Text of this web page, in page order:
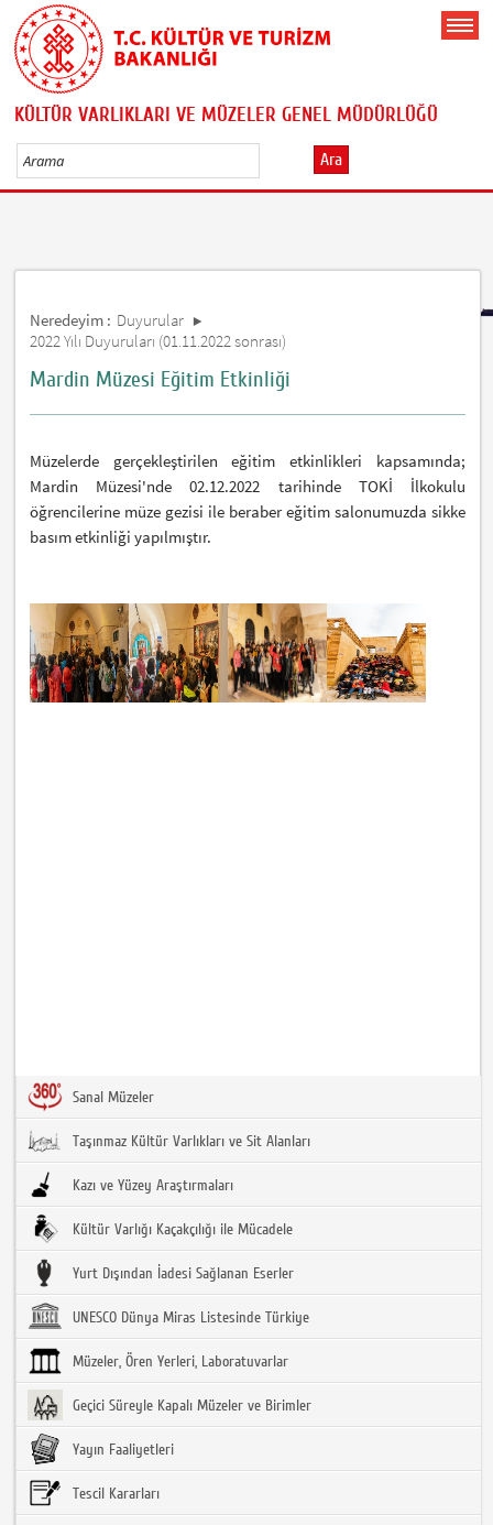
KÜLTÜR VARLIKLARI VE MÜZELER GENEL MÜDÜRLÜĞÜ
Ara
Neredeyim : Duyurular
2022 Yılı Duyuruları (01.11.2022 sonrası)
Mardin Müzesi Eğitim Etkinliği
Müzelerde gerçekleştirilen eğitim etkinlikleri kapsamında;
Mardin Müzesi'nde 02.12.2022 tarihinde TOKİ İlkokulu
öğrencilerine müze gezisi ile beraber eğitim salonumuzda sikke
basım etkinliği yapılmıştır.
Sanal Müzeler
Taşınmaz Kültür Varlıkları ve Sit Alanları
Kazı ve Yüzey Araştırmaları
Kültür Varlığı Kaçakçılığı ile Mücadele
Yurt Dışından İadesi Sağlanan Eserler
UNESCO Dünya Miras Listesinde Türkiye
Müzeler, Ören Yerleri, Laboratuvarlar
Geçici Süreyle Kapalı Müzeler ve Birimler
Yayın Faaliyetleri
Tescil Kararları